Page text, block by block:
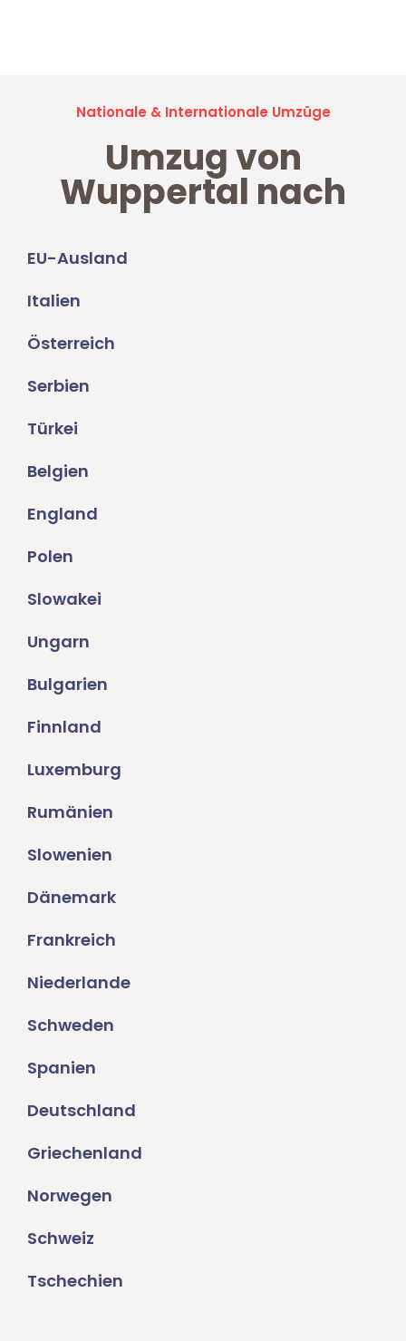
Nationale & Internationale Umzüge
Umzug von
Wuppertal nach
EU-Ausland
Italien
Österreich
Serbien
Türkei
Belgien
England
Polen
Slowakei
Ungarn
Bulgarien
Finnland
Luxemburg
Rumänien
Slowenien
Dänemark
Frankreich
Niederlande
Schweden
Spanien
Deutschland
Griechenland
Norwegen
Schweiz
Tschechien